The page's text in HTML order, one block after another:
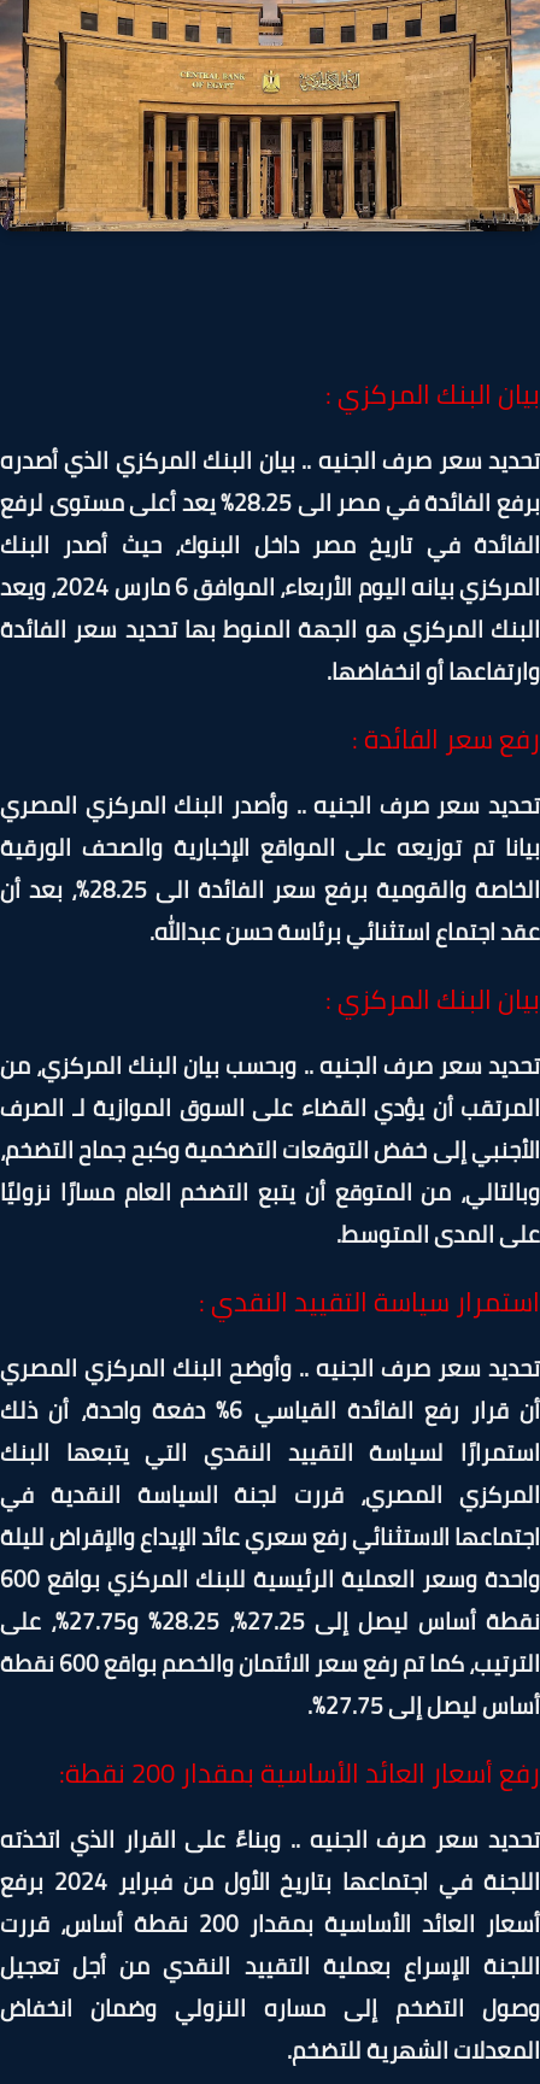
البنك المركزي :
سعر صرف الجنيه .. بيان البنك المركزي الذي أصدره
برفع الفائدة في مصر الى 28.25% يعد أعلى مستوى لرفع
في تاريخ مصر داخل البنوك، حيث أصدر البنك
المركزي بيانه اليوم الأربعاء، الموافق 6 مارس 2024، ويعد
المركزي هو الجهة المنوط بها تحديد سعر الفائدة
أو انخفاضها.
سعر الفائدة :
سعر صرف الجنيه .. وأصدر البنك المركزي المصري
تم توزيعه على المواقع الإخبارية والصحف الورقية
الخاصة والقومية برفع سعر الفائدة الى 28.25%، بعد أن
اجتماع استثنائي برئاسة حسن عبدالله.
البنك المركزي :
سعر صرف الجنيه .. وبحسب بيان البنك المركزي، من
أن يؤدي القضاء على السوق الموازية لـ الصرف
إلى خفض التوقعات التضخمية وكبح جماح التضخم،
من المتوقع أن يتبع التضخم العام مسارًا نزوليًا
المدى المتوسط.
سياسة التقييد النقدي :
سعر صرف الجنيه .. وأوضح البنك المركزي المصري
أن قرار رفع الفائدة القياسي 6% دفعة واحدة، أن ذلك
لسياسة التقييد النقدي التي يتبعها البنك
المصري، قررت لجنة السياسة النقدية في
الاستثنائي رفع سعري عائد الإيداع والإقراض لليلة
واحدة وسعر العملية الرئيسية للبنك المركزي بواقع 600
نقطة أساس ليصل إلى 27.25%، 28.25% و27.75%، على
الترتيب، كما تم رفع سعر الائتمان والخصم بواقع 600 نقطة
ليصل إلى 27.75%.
أسعار العائد الأساسية بمقدار 200 نقطة:
سعر صرف الجنيه .. وبناءً على القرار الذي اتخذته
اللجنة في اجتماعها بتاريخ الأول من فبراير 2024 برفع
أسعار العائد الأساسية بمقدار 200 نقطة أساس، قررت
الإسراع بعملية التقييد النقدي من أجل تعجيل
التضخم إلى مساره النزولي وضمان انخفاض
الشهرية للتضخم.